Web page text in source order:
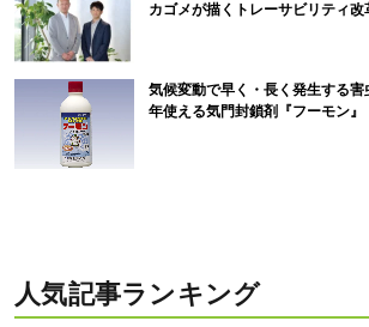
カゴメが描くトレーサビリティ改
気候変動で早く・長く発生する
年使える気門封鎖剤『フーモン』
人気記事ランキング